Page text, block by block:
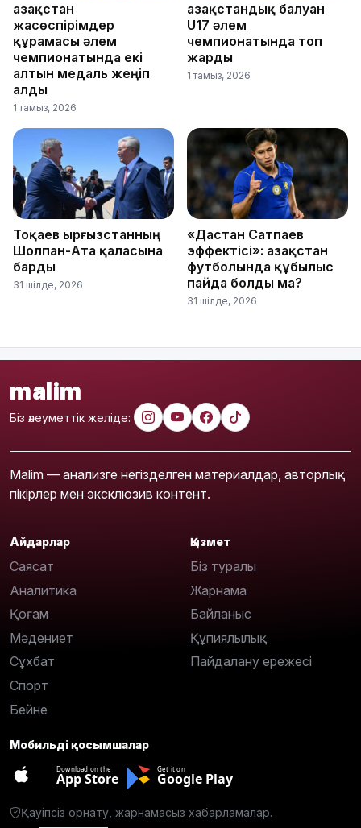
Қазақстан
жасөспірімдер
құрамасы әлем
чемпионатында екі
алтын медаль жеңіп
алды
1 тамыз, 2026
Қазақстандық балуан
U17 әлем
чемпионатында топ
жарды
1 тамыз, 2026
Тоқаев Қырғызстанның
Шолпан-Ата қаласына
барды
31 шілде, 2026
«Дастан Сатпаев
эффектісі»: Қазақстан
футболында құбылыс
пайда болды ма?
31 шілде, 2026
malim
Біз әлеуметтік желіде:
Malim — анализге негізделген материалдар, авторлық
пікірлер мен эксклюзив контент.
Айдарлар
Саясат
Аналитика
Қоғам
Мәдениет
Сұхбат
Спорт
Бейне
Қызмет
Біз туралы
Жарнама
Байланыс
Құпиялылық
Пайдалану ережесі
Мобильді қосымшалар
Download on the
App Store
Get it on
Google Play
Қауіпсіз орнату, жарнамасыз хабарламалар.